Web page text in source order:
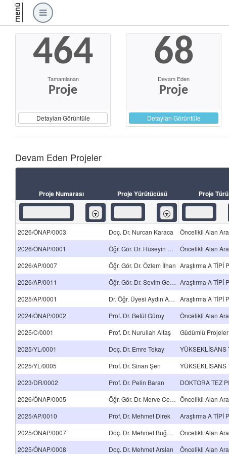
menü
464
Tamamlanan
Proje
Detayları Görüntüle
68
Devam Eden
Proje
Detayları Görüntüle
Devam Eden Projeler
Proje Numarası Proje Yürütücüsü Proje Türü
İçeren İçeren
2026/ÖNAP/0003 Doç. Dr. Nurcan Karaca
2026/ÖNAP/0001
Öğr. Gör. Dr. Hüseyin Çağdaş Aslan
2026/AP/0007
Öğr. Gör. Dr. Özlem İlhan
2026/AP/0011
Öğr. Gör. Dr. Sevim Gezegen Ünlü
2025/AP/0001
Dr. Öğr. Üyesi Aydın Aytaç Gürdal
2024/ÖNAP/0002
Prof. Dr. Betül Güroy
2025/C/0001
Prof. Dr. Nurullah Altaş Güdümlü Projeler
2025/YL/0001
Doç. Dr. Emre Tekay
2025/YL/0005
Prof. Dr. Sinan Şen
2023/DR/0002
Prof. Dr. Pelin Baran
2026/ÖNAP/0005
Öğr. Gör. Dr. Merve Ceylan
2025/AP/0010
Prof. Dr. Mehmet Direk
2025/ÖNAP/0007
Doç. Dr. Mehmet Buğdaycı
2025/ÖNAP/0008
Doç. Dr. Mehmet Arslan